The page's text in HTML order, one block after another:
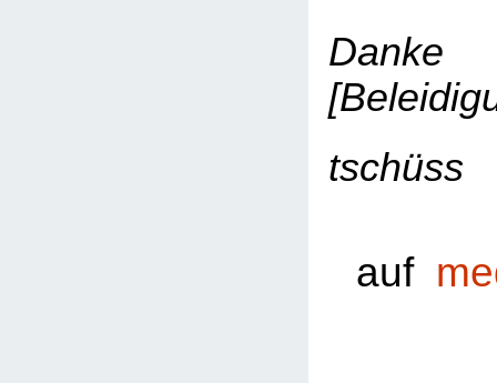
Danke
[
tschüss
auf